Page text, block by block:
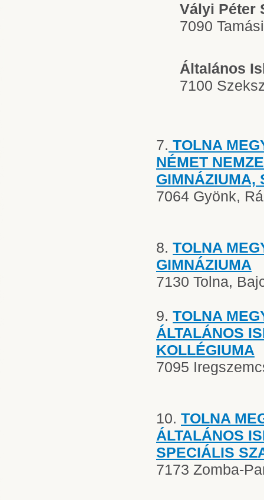
Vályi Péter
7090
Általános
7100
7. TOLNA
NÉMET
GIMNÁZIUMA,
7064 Gyönk,
8. TOLNA
GIMNÁZIUMA
7130 Tolna,
9. TOLNA
ÁLTALÁNOS
KOLLÉGIUMA
7095
10. TOLNA
ÁLTALÁNOS
SPECIÁLIS
7173 Zomba-